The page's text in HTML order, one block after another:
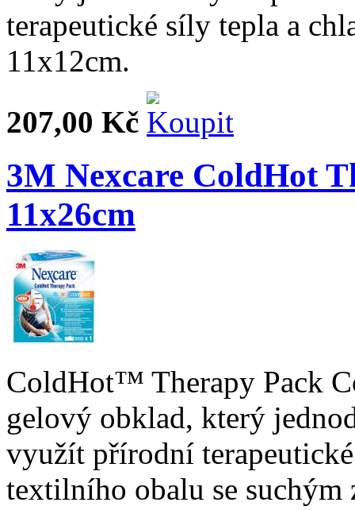
terapeutické síly tepla a
11x12cm.
207,00 Kč
3M Nexcare ColdHot
11x26cm
ColdHot™ Therapy Pack
gelový obklad, který
využít přírodní
textilního obalu se suchým